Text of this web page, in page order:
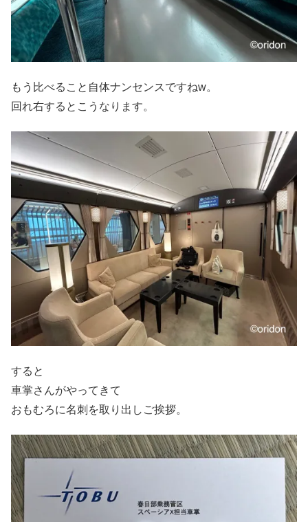
もう比べること自体ナンセンスですねw。
回れ右するとこうなります。
すると
車掌さんがやってきて
おもむろに名刺を取り出しご挨拶。